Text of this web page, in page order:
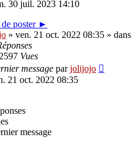
30 juil. 2023 14:10
poster ►
» ven. 21 oct. 2022 08:35 » dans
Vues
message parjolijojo
21 oct. 2022 08:35
message